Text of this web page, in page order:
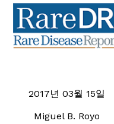
2017년 03월 15일
Miguel B. Royo